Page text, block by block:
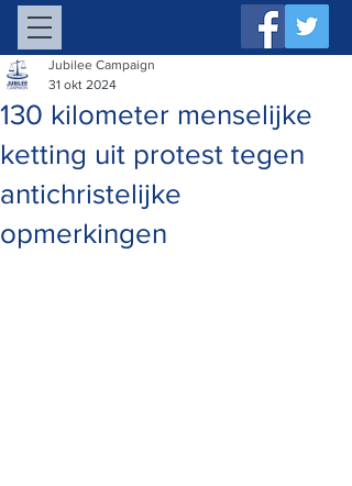
130 kilometer menselijke
ketting uit protest tegen
antichristelijke
opmerkingen
Jubilee Campaign
31 okt 2024